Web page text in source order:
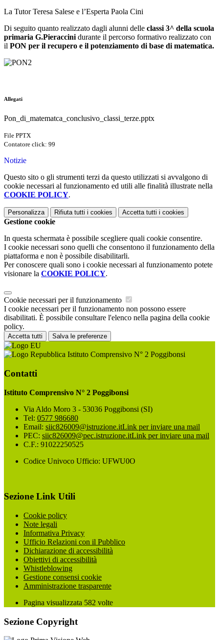
La Tutor Teresa Salese e l’Esperta Paola Cini
Di seguito quanto realizzato dagli alunni delle classi 3^ della scuola
primaria G.Pieraccini durante il percorso formativo realizzato con
il PON per il recupero e il potenziamento di base di matematica.
Allegati
Pon_di_matematca_conclusivo_classi_terze.pptx
File PPTX
Contatore click: 99
Notizie
Questo sito o gli strumenti terzi da questo utilizzati si avvalgono di
cookie necessari al funzionamento ed utili alle finalità illustrate nella
COOKIE POLICY.
Personalizza Rifiuta tutti i cookies Accetta tutti i cookies
Gestione cookie
In questa schermata è possibile scegliere quali cookie consentire.
I cookie necessari sono quelli che consentono il funzionamento della
piattaforma e non è possibile disabilitarli.
Per conoscere quali sono i cookie necessari al funzionamento potete
visionare la COOKIE POLICY.
Cookie necessari per il funzionamento
I cookie necessari per il funzionamento non possono essere
disabilitati. È possibile consultare l'elenco nella pagina della cookie
policy.
Accetta tutti Salva le preferenze
Istituto Comprensivo N° 2 Poggibonsi
Contatti
Istituto Comprensivo N° 2 Poggibonsi
Via Aldo Moro 3 - 53036 Poggibonsi (SI)
Tel: 0577 986680
Email: siic826009@istruzione.itLink per inviare una mail
PEC: siic826009@pec.istruzione.itLink per inviare una mail
C.F.: 91022250525
Codice Univoco Ufficio: UFWU0O
Sezione Link Utili
Cookie policy
Note legali
Informativa Privacy
Ufficio Relazioni con il Pubblico
Dichiarazione di accessibilità
Obiettivi di accessibilità
Whistleblowing
Gestione consensi cookie
Amministrazione trasparente
Pagina visualizzata 582 volte
Sezione Copyright